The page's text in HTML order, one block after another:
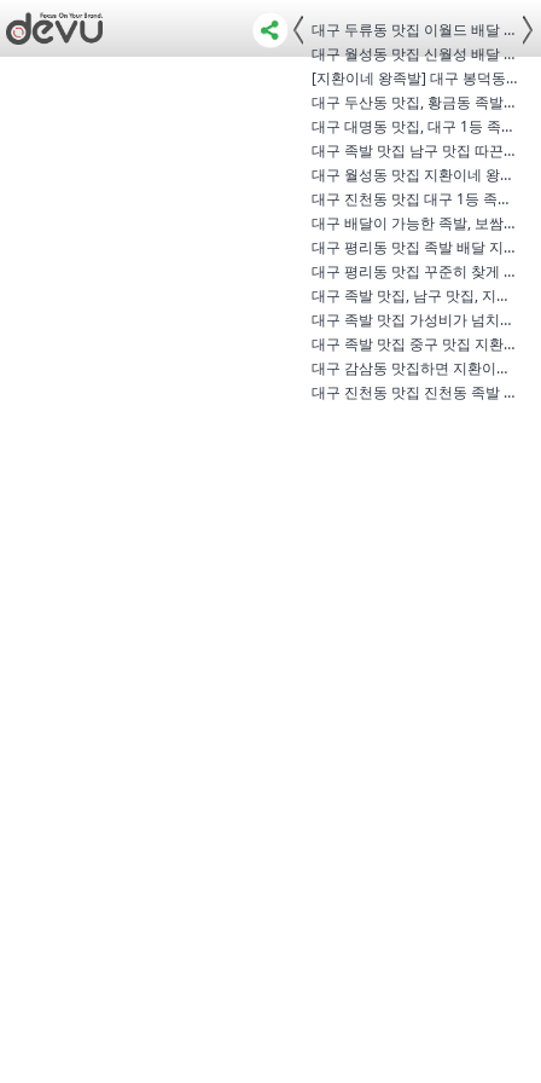
대구 두류동 맛집 이월드 배달 족발은…
대구 월성동 맛집 신월성 배달 족발은…
[지환이네 왕족발] 대구 봉덕동 맛집 …
대구 두산동 맛집, 황금동 족발 야들…
대구 대명동 맛집, 대구 1등 족발의 성…
대구 족발 맛집 남구 맛집 따끈한 지…
대구 월성동 맛집 지환이네 왕족발 - …
대구 진천동 맛집 대구 1등 족발 맛집 …
대구 배달이 가능한 족발, 보쌈 맛집 …
대구 평리동 맛집 족발 배달 지환이네…
대구 평리동 맛집 꾸준히 찾게 되는 …
대구 족발 맛집, 남구 맛집, 지환이네 …
대구 족발 맛집 가성비가 넘치는 상인…
대구 족발 맛집 중구 맛집 지환이네 …
대구 감삼동 맛집하면 지환이네 왕족…
대구 진천동 맛집 진천동 족발 역시 …